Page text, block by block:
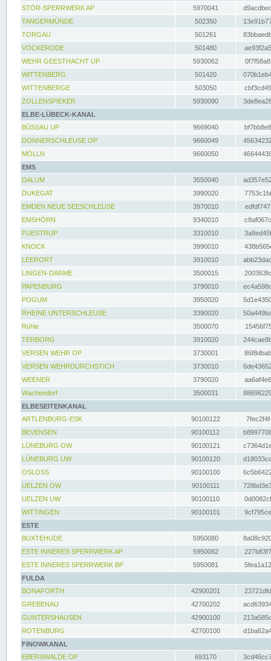
STÖR-SPERRWERK AP 5970041
TANGERMÜNDE
502350
TORGAU
501261
VOCKERODE
501480
WEHR GEESTHACHT UP
5930062
WITTENBERG
501420
WITTENBERGE
503050
ZOLLENSPIEKER
5930090
ELBE-LÜBECK-KANAL
BÜSSAU UP
9669040
DONNERSCHLEUSE OP
9660049
MÖLLN
9660050
EMS
DALUM
3550040
DUKEGAT
3990020
EMDEN NEUE SEESCHLEUSE
3970010
EMSHÖRN
9340010
FUESTRUP
3310010
KNOCK
3990010
LEERORT
3910010
LINGEN-DARME
3500015
PAPENBURG
3790010
POGUM
3950020
RHEINE UNTERSCHLEUSE
3390020
Rühle
3500070
TERBORG
3910020
VERSEN WEHR OP
3730001
VERSEN WEHRDURCHSTICH
3730010
WEENER
3790020
Wachendorf
3500031
ELBESEITENKANAL
ARTLENBURG-ESK
90100122
BEVENSEN
90100112
LÜNEBURG OW
90100121
LÜNEBURG UW
90100120
OSLOSS
90100100
UELZEN OW
90100111
UELZEN UW
90100110
WITTINGEN
90100101
ESTE
BUXTEHUDE
5950080
ESTE INNERES SPERRWERK AP
5950082
ESTE INNERES SPERRWERK BP
5950081
FULDA
BONAFORTH
42900201
GREBENAU
42700202
GUNTERSHAUSEN
42900100
ROTENBURG
42700100
FINOWKANAL
EBERSWALDE OP
693170